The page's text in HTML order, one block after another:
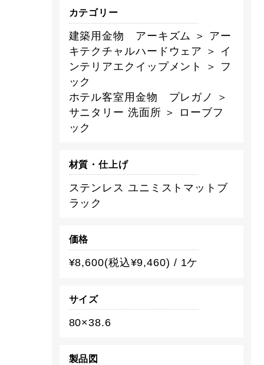
カテゴリー
建築用金物 アーキズム ＞ アー
キテクチャルハードウェア ＞ イ
ンテリアエクイップメント ＞ フ
ック
ホテル客室用金物 プレガノ ＞
サニタリー 洗面所 ＞ ローブフ
ック
材質・仕上げ
ステンレス ユニミストマットブ
ラック
価格
¥8,600(税込¥9,460) / 1ケ
サイズ
80×38.6
製品図